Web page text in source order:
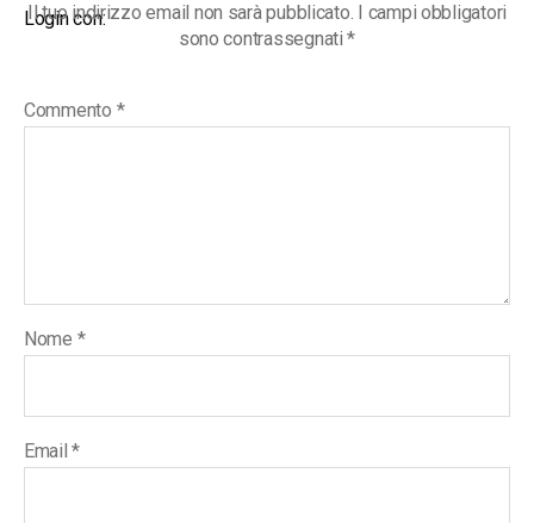
Login con:
Il tuo indirizzo email non sarà pubblicato. I campi obbligatori
sono contrassegnati*
Commento *
Nome *
Email*